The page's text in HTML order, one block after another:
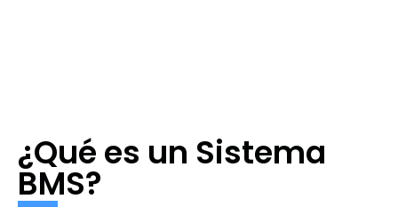
¿Qué es un Sistema
BMS?